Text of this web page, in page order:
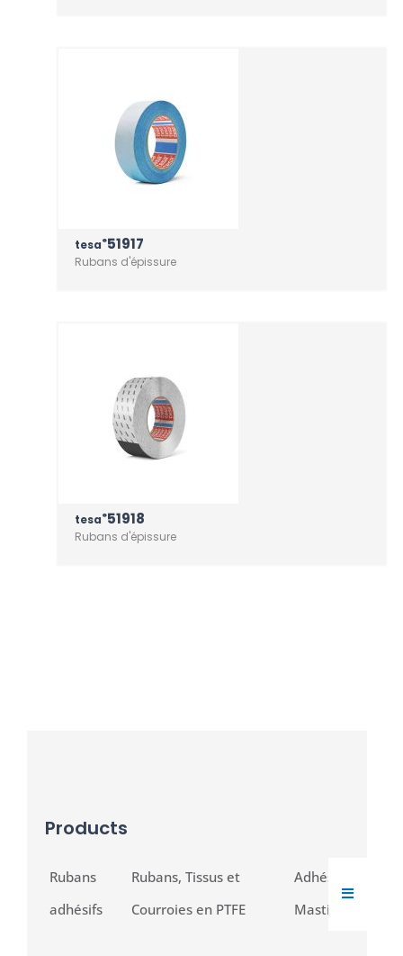
Products
Rubans
adhésifs
Rubans, Tissus et
Courroies en PTFE
Adhésifs et
Mastics
tesa®51917
Rubans d'épissure
tesa®51918
Rubans d'épissure